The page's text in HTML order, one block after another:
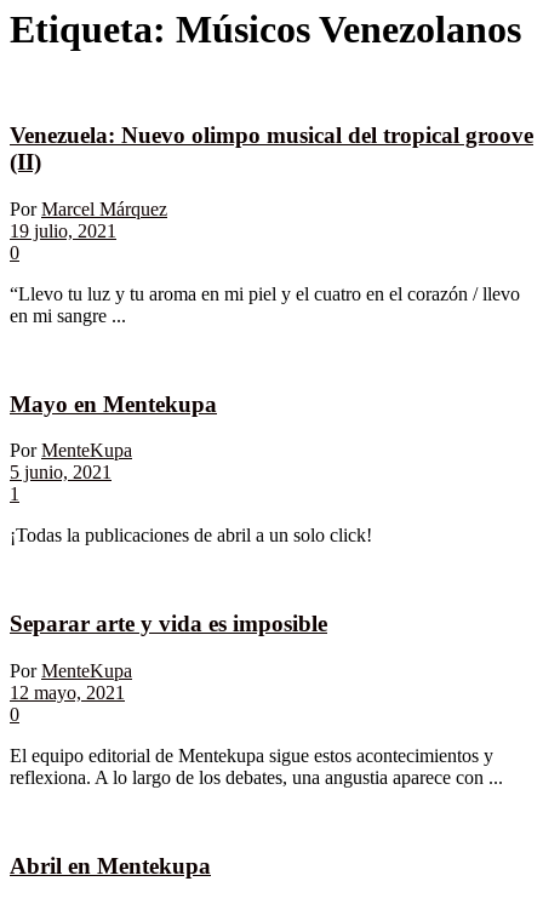
Etiqueta: Músicos Venezolanos
Venezuela: Nuevo olimpo musical del tropical groove
(II)
Por Marcel Márquez
19 julio, 2021
0
“Llevo tu luz y tu aroma en mi piel y el cuatro en el corazón / llevo
en mi sangre ...
Mayo en Mentekupa
Por MenteKupa
5 junio, 2021
1
¡Todas la publicaciones de abril a un solo click!
Separar arte y vida es imposible
Por MenteKupa
12 mayo, 2021
0
El equipo editorial de Mentekupa sigue estos acontecimientos y
reflexiona. A lo largo de los debates, una angustia aparece con ...
Abril en Mentekupa